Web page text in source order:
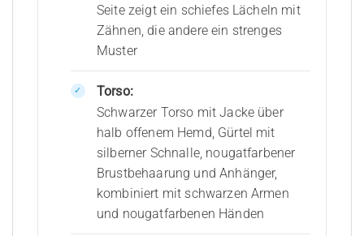
Seite zeigt ein schiefes Lächeln mit
Zähnen, die andere ein strenges
Muster
Torso:
Schwarzer Torso mit Jacke über
halb offenem Hemd, Gürtel mit
silberner Schnalle, nougatfarbener
Brustbehaarung und Anhänger,
kombiniert mit schwarzen Armen
und nougatfarbenen Händen